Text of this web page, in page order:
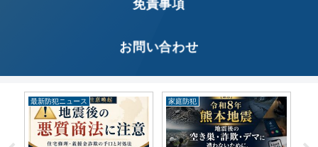
免責事項
お問い合わせ
最新防犯ニュース 家庭防犯